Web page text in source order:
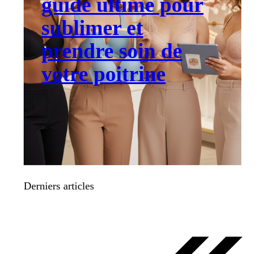
guide ultime pour
sublimer et
prendre soin de
votre poitrine
Derniers articles